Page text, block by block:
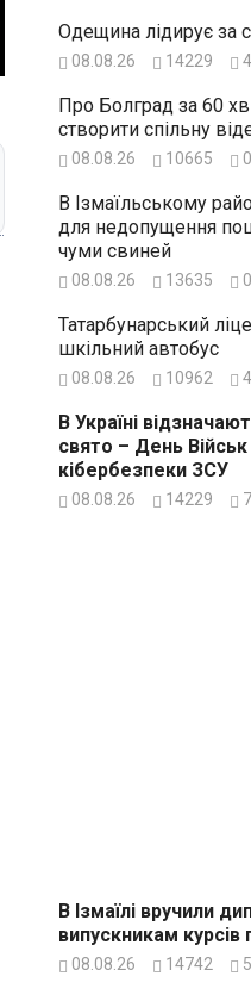
Одещина лідирує за
08.08.26 14229 4
Про Болград за 60
створити спільну
08.08.26 10665 0
В Ізмаїльському
для недопущення
чуми свиней
08.08.26 13635 0
Татарбунарський
шкільний автобус
08.08.26 10962 4
В Україні
свято – День Військ
кібербезпеки ЗСУ
08.08.26 14229 7
В Ізмаїлі вручили
випускникам курсів
08.08.26 14742 5